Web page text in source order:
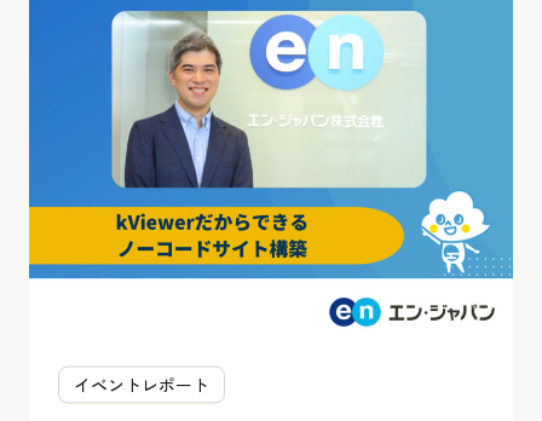
イベントレポート